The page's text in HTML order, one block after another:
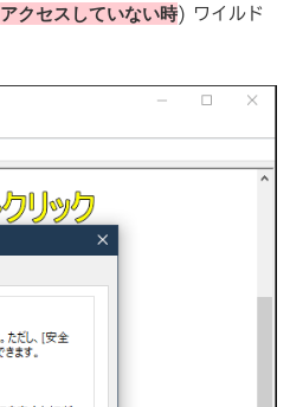
アクセスしていない時) ワイルド